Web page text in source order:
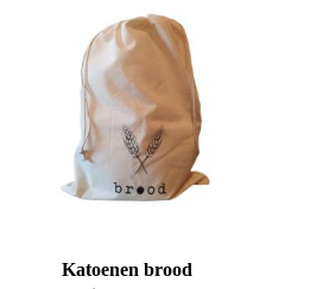
Katoenen brood